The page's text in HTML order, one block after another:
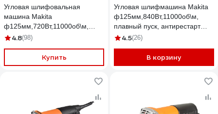
Угловая шлифовальная
машина Makita
ф125мм,720Вт,11000об\м,
плавный пуск, антирестарт
4.8(98)
Купить
Угловая шлифмашина Makita
ф125мм,840Вт,11000об\м,
плавный пуск, антирестарт
1.8кг 9558HNRZ
4.5(26)
В корзину